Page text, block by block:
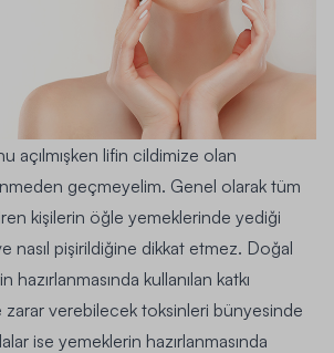
açılmışken lifin cildimize olan
geçmeyelim. Genel olarak tüm
kişilerin öğle yemeklerinde yediği
nasıl pişirildiğine dikkat etmez. Doğal
kullanılan katkı
verebilecek toksinleri bünyesinde
ise yemeklerin hazırlanmasında